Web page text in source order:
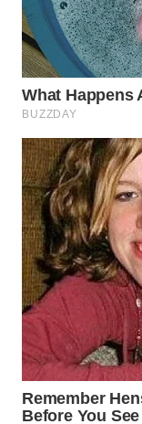
LAWAS
WN
SUMEDANG
CIANJUR
WN
KEPULAUAN
SERIBU
WN
TANGERANG
WN
BINJAI
WN